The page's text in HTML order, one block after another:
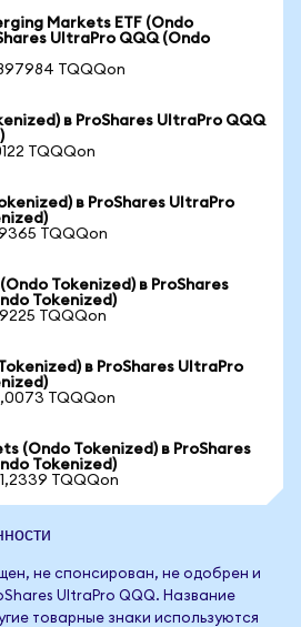
Markets ETF (Ondo
UltraPro QQQ (Ondo
TQQQon
в ProShares UltraPro QQQ
TQQQon
в ProShares UltraPro
TQQQon
Tokenized) в ProShares
Tokenized)
TQQQon
в ProShares UltraPro
TQQQon
(Ondo Tokenized) в ProShares
Tokenized)
TQQQon
не спонсирован, не одобрен и
UltraPro QQQ. Название
товарные знаки используются